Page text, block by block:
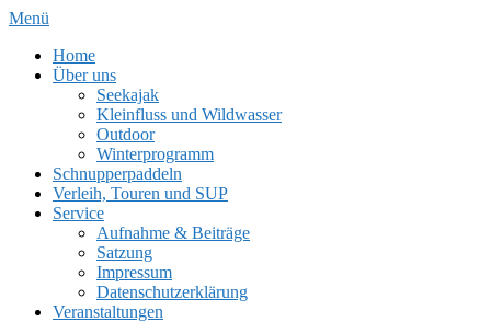
Zum
springen
Menü
Home
Über uns
Seekajak
Kleinfluss und Wildwasser
Outdoor
Winterprogramm
Schnupperpaddeln
Verleih, Touren und SUP
Service
Aufnahme & Beiträge
Satzung
Impressum
Datenschutzerklärung
Veranstaltungen